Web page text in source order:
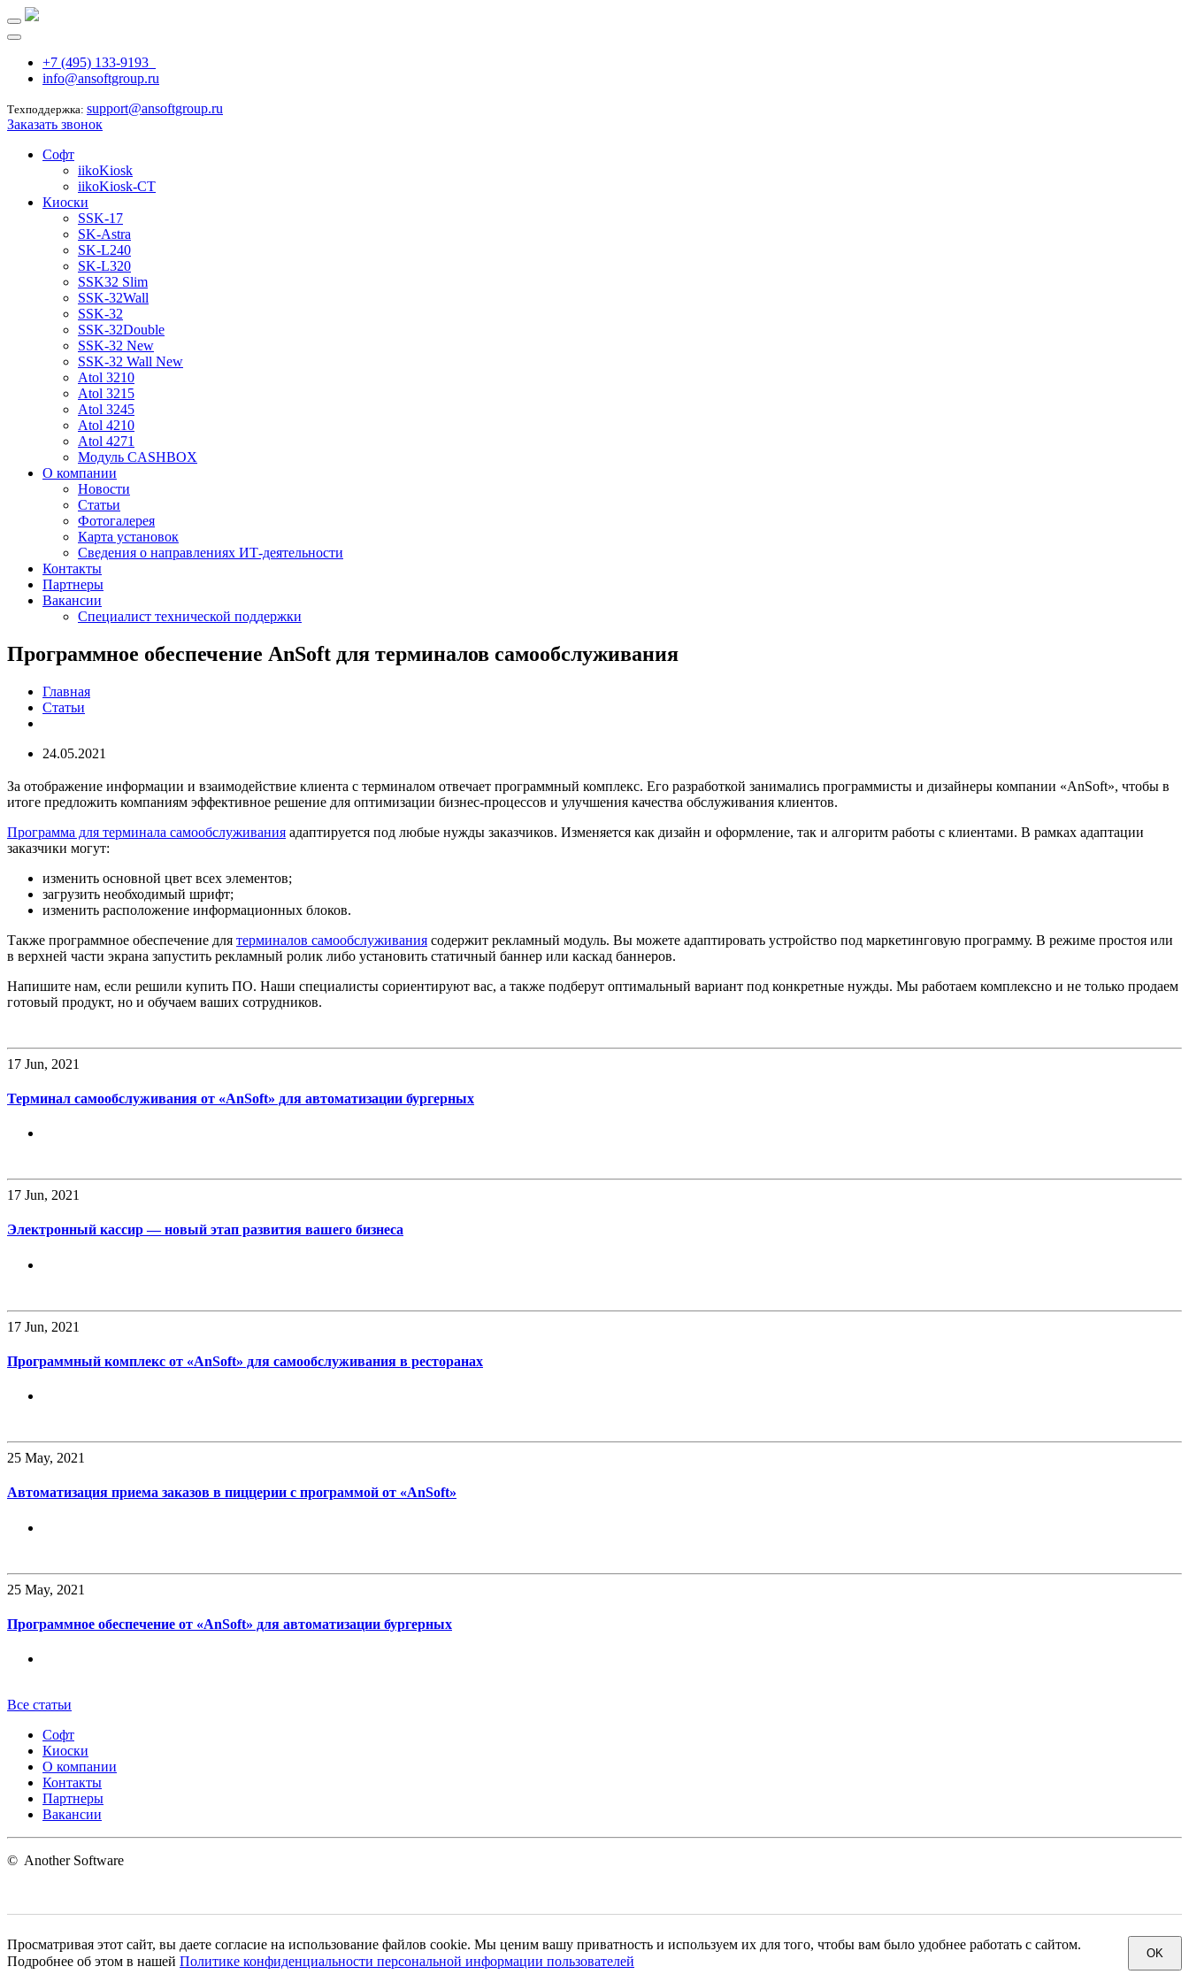
+7 (495) 133-9193
info@ansoftgroup.ru
Техподдержка: support@ansoftgroup.ru
Заказать звонок
Софт
iikoKiosk
iikoKiosk-CT
Киоски
SSK-17
SK-Astra
SK-L240
SK-L320
SSK32 Slim
SSK-32Wall
SSK-32
SSK-32Double
SSK-32 New
SSK-32 Wall New
Atol 3210
Atol 3215
Atol 3245
Atol 4210
Atol 4271
Модуль CASHBOX
О компании
Новости
Статьи
Фотогалерея
Карта установок
Сведения о направлениях ИТ-деятельности
Контакты
Партнеры
Вакансии
Специалист технической поддержки
Программное обеспечение AnSoft для терминалов самообслуживания
Главная
Статьи
24.05.2021
За отображение информации и взаимодействие клиента с терминалом отвечает программный комплекс. Его разработкой занимались программисты и дизайнеры компании «AnSoft», чтобы в
итоге предложить компаниям эффективное решение для оптимизации бизнес-процессов и улучшения качества обслуживания клиентов.
Программа для терминала самообслуживания адаптируется под любые нужды заказчиков. Изменяется как дизайн и оформление, так и алгоритм работы с клиентами. В рамках адаптации
заказчики могут:
изменить основной цвет всех элементов;
загрузить необходимый шрифт;
изменить расположение информационных блоков.
Также программное обеспечение для терминалов самообслуживания содержит рекламный модуль. Вы можете адаптировать устройство под маркетинговую программу. В режиме простоя или
в верхней части экрана запустить рекламный ролик либо установить статичный баннер или каскад баннеров.
Напишите нам, если решили купить ПО. Наши специалисты сориентируют вас, а также подберут оптимальный вариант под конкретные нужды. Мы работаем комплексно и не только продаем
готовый продукт, но и обучаем ваших сотрудников.
17 Jun, 2021
Терминал самообслуживания от «AnSoft» для автоматизации бургерных
17 Jun, 2021
Электронный кассир — новый этап развития вашего бизнеса
17 Jun, 2021
Программный комплекс от «AnSoft» для самообслуживания в ресторанах
25 May, 2021
Автоматизация приема заказов в пиццерии с программой от «AnSoft»
25 May, 2021
Программное обеспечение от «AnSoft» для автоматизации бургерных
Все статьи
Софт
Киоски
О компании
Контакты
Партнеры
Вакансии
© Another Software
Просматривая этот сайт, вы даете согласие на использование файлов cookie. Мы ценим вашу приватность и используем их для того, чтобы вам было удобнее работать с сайтом.
Подробнее об этом в нашей Политике конфиденциальности персональной информации пользователей
OK